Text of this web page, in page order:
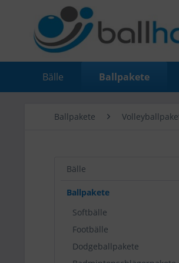
Bälle Ballpakete
Ballpakete
Bälle
Ballpakete
Softbälle
Footbälle
Dodgeballpakete